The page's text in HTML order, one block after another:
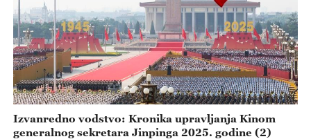
Izvanredno vodstvo: Kronika upravljanja Kinom
generalnog sekretara Jinpinga 2025. godine (2)